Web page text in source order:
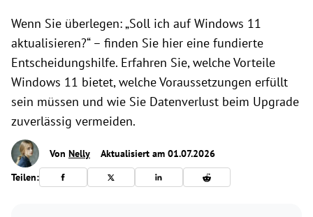
Wenn Sie überlegen: „Soll ich auf Windows 11
aktualisieren?“ – finden Sie hier eine fundierte
Entscheidungshilfe. Erfahren Sie, welche Vorteile
Windows 11 bietet, welche Voraussetzungen erfüllt
sein müssen und wie Sie Datenverlust beim Upgrade
zuverlässig vermeiden.
Von Nelly
Aktualisiert am 01.07.2026
Teilen: